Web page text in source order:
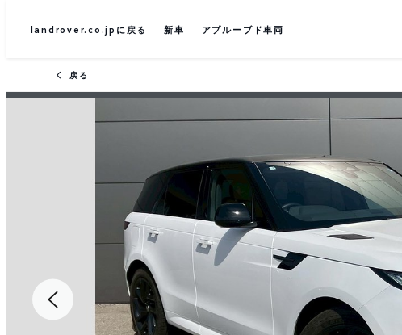
landrover.co.jpに戻る 新車 アプルーブド車両
戻る